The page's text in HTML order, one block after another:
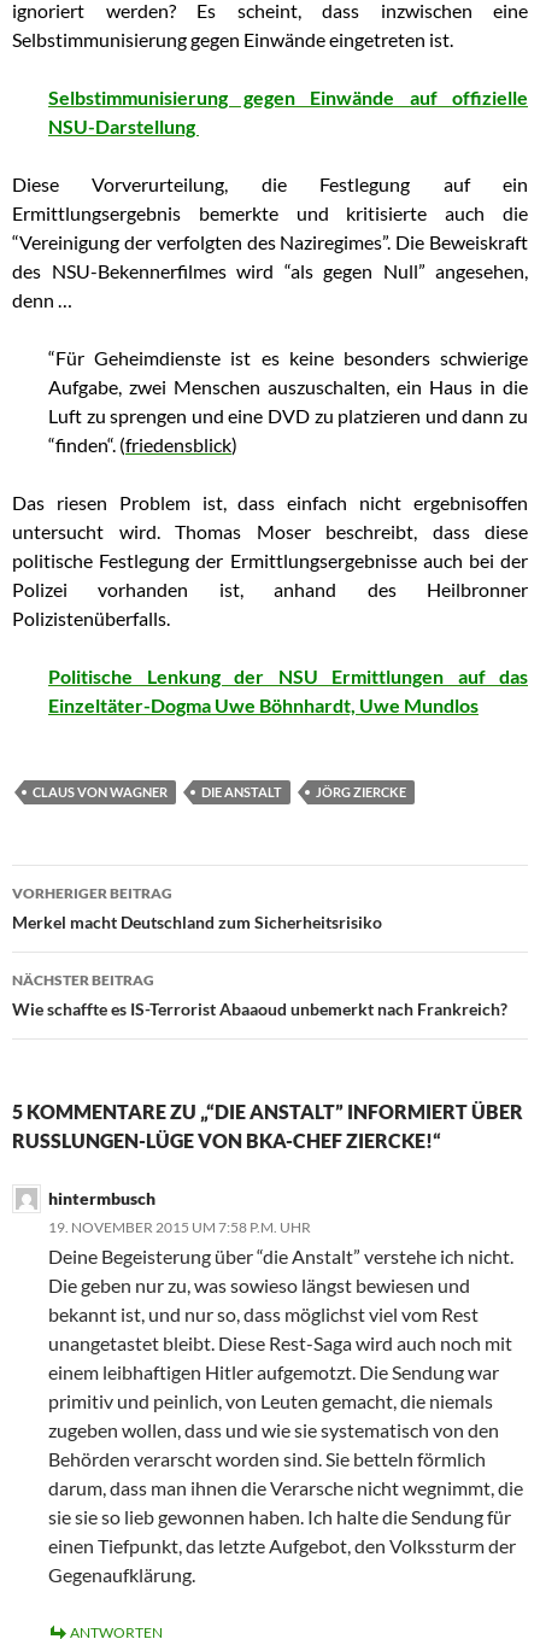
ignoriert werden? Es scheint, dass inzwischen eine
Selbstimmunisierung gegen Einwände eingetreten ist.
Selbstimmunisierung gegen Einwände auf offizielle
NSU-Darstellung
Diese Vorverurteilung, die Festlegung auf ein
Ermittlungsergebnis bemerkte und kritisierte auch die
“Vereinigung der verfolgten des Naziregimes”. Die Beweiskraft
des NSU-Bekennerfilmes wird “als gegen Null” angesehen,
denn …
“Für Geheimdienste ist es keine besonders schwierige
Aufgabe, zwei Menschen auszuschalten, ein Haus in die
Luft zu sprengen und eine DVD zu platzieren und dann zu
“finden“. (friedensblick)
Das riesen Problem ist, dass einfach nicht ergebnisoffen
untersucht wird. Thomas Moser beschreibt, dass diese
politische Festlegung der Ermittlungsergebnisse auch bei der
Polizei vorhanden ist, anhand des Heilbronner
Polizistenüberfalls.
Politische Lenkung der NSU Ermittlungen auf das
Einzeltäter-Dogma Uwe Böhnhardt, Uwe Mundlos
CLAUS VON WAGNER DIE ANSTALT JÖRG ZIERCKE
Beitragsnavigation
VORHERIGER BEITRAG
Merkel macht Deutschland zum Sicherheitsrisiko
NÄCHSTER BEITRAG
Wie schaffte es IS-Terrorist Abaaoud unbemerkt nach Frankreich?
5 KOMMENTARE ZU „“DIE ANSTALT” INFORMIERT ÜBER
RUSSLUNGEN-LÜGE VON BKA-CHEF ZIERCKE!“
hintermbusch
19. NOVEMBER 2015 UM 7:58 P.M. UHR
Deine Begeisterung über “die Anstalt” verstehe ich nicht.
Die geben nur zu, was sowieso längst bewiesen und
bekannt ist, und nur so, dass möglichst viel vom Rest
unangetastet bleibt. Diese Rest-Saga wird auch noch mit
einem leibhaftigen Hitler aufgemotzt. Die Sendung war
primitiv und peinlich, von Leuten gemacht, die niemals
zugeben wollen, dass und wie sie systematisch von den
Behörden verarscht worden sind. Sie betteln förmlich
darum, dass man ihnen die Verarsche nicht wegnimmt, die
sie sie so lieb gewonnen haben. Ich halte die Sendung für
einen Tiefpunkt, das letzte Aufgebot, den Volkssturm der
Gegenaufklärung.
ANTWORTEN